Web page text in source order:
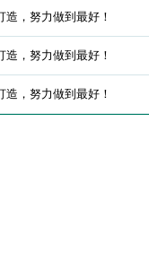
造，努力做到最好！
造，努力做到最好！
造，努力做到最好！